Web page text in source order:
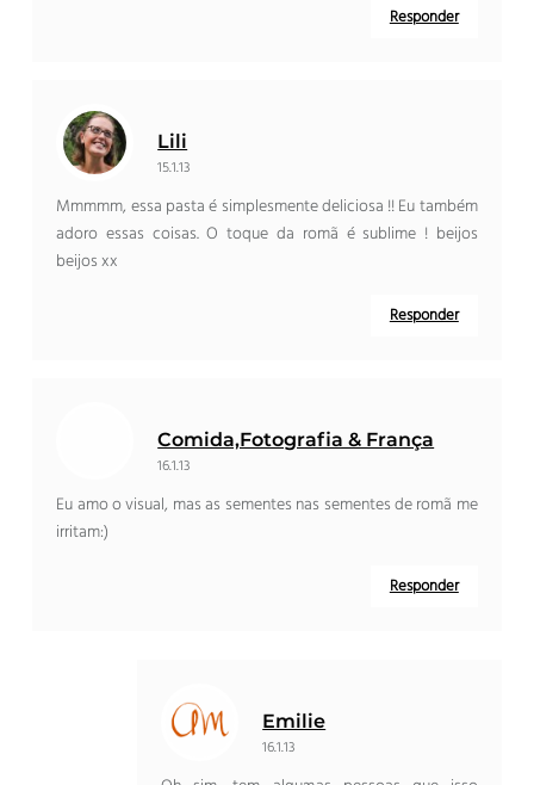
Responder
Lili
15.1.13
Mmmmm, essa pasta é simplesmente deliciosa !! Eu também
adoro essas coisas. O toque da romã é sublime ! beijos
beijos xx
Responder
Comida,Fotografia & França
16.1.13
Eu amo o visual, mas as sementes nas sementes de romã me
irritam:)
Responder
Emilie
16.1.13